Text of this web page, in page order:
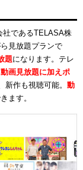
社であるTELASA株
見放題プランで
題になります。テレ
動画見放題に加えポ
新作も視聴可能。 動
ます。